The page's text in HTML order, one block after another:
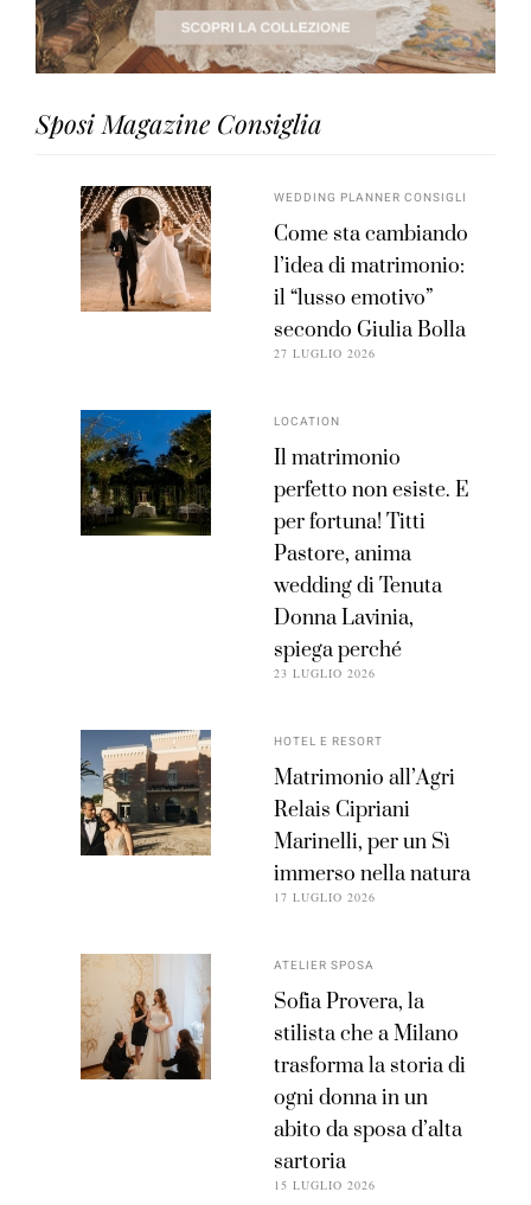
Sposi Magazine Consiglia
WEDDING PLANNER CONSIGLI
Come sta cambiando
l’idea di matrimonio:
il “lusso emotivo”
secondo Giulia Bolla
27 LUGLIO 2026
LOCATION
Il matrimonio
perfetto non esiste. E
per fortuna! Titti
Pastore, anima
wedding di Tenuta
Donna Lavinia,
spiega perché
23 LUGLIO 2026
HOTEL E RESORT
Matrimonio all’Agri
Relais Cipriani
Marinelli, per un Sì
immerso nella natura
17 LUGLIO 2026
ATELIER SPOSA
Sofia Provera, la
stilista che a Milano
trasforma la storia di
ogni donna in un
abito da sposa d’alta
sartoria
15 LUGLIO 2026